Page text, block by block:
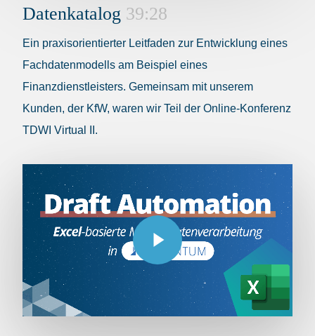
Datenkatalog 39:28
Ein praxisorientierter Leitfaden zur Entwicklung eines
Fachdatenmodells am Beispiel eines
Finanzdienstleisters. Gemeinsam mit unserem
Kunden, der KfW, waren wir Teil der Online-Konferenz
TDWI Virtual II.
Play Video
Play Video